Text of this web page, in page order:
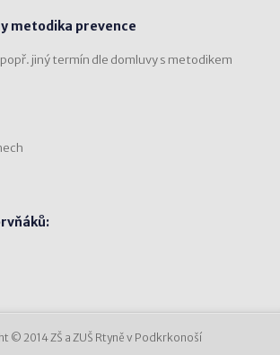
metodika prevence
jiný termín dle domluvy s metodikem
© 2014 ZŠ a ZUŠ Rtyně v Podkrkonoší